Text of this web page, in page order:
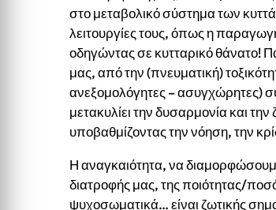
στο μεταβολικό σύστημα των
λειτουργίες τους, όπως η
οδηγώντας σε κυτταρικό θάνατο!
μας, από την (πνευματική)
ανεξομολόγητες – ασυγχώρητες)
μετακυλίει την δυσαρμονία και
υποβαθμίζοντας την νόηση, την
Η αναγκαιότητα, να
διατροφής μας, της ποιότητας/
ψυχοσωματικά… είναι ζωτικής